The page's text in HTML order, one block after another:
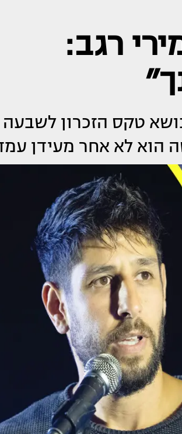
רגב:
טקס הזכרון לשבעה
הוא לא אחר מעידן